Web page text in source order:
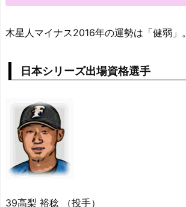
木星人マイナス2016年の運勢は「健弱」。
日本シリーズ出場資格選手
39高梨 裕稔 （投手）